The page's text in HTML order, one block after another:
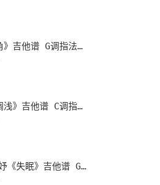
王菲《主角》吉他谱 G调指法弹唱谱
周杰伦《搁浅》吉他谱 C调指法弹唱谱
Suki刘舒妤《失眠》吉他谱 G调指法弹唱谱